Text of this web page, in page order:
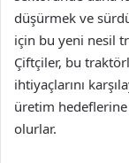
düşürmek ve
için bu yeni nesil
Çiftçiler, bu
ihtiyaçlarını
üretim hedeflerine
olurlar.